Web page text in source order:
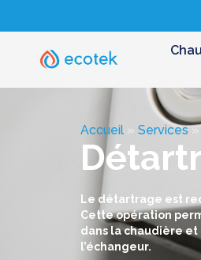
Accueil » Services
Le détartrage est
Cette opération
dans la chaudière et
l’échangeur.